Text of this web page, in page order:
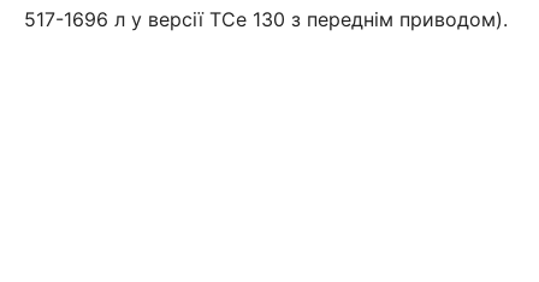
517-1696 л у версії TCe 130 з переднім приводом).